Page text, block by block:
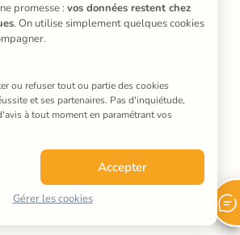
promesse : vos données restent chez
. On utilise simplement quelques cookies
ou refuser tout ou partie des cookies
et ses partenaires. Pas d'inquiétude,
à tout moment en paramétrant vos
Gérer les cookies
Accepter